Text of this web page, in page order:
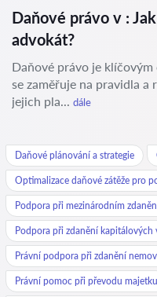
Daňové právo v :
advokát?
Daňové právo je
se zaměřuje na pravidla a
jejich pla... dále
Daňové plánování a strategie
Optimalizace daňové zátěže pro
Podpora při mezinárodním
Podpora při zdanění kapitálových
Právní podpora při zdanění
Právní pomoc při převodu majetku